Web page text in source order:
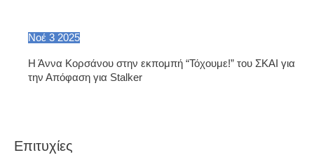
Νοέ 3 2025
Η Άννα Κορσάνου στην εκπομπή “Τόχουμε!” του ΣΚΑΙ για
την Απόφαση για Stalker
Επιτυχίες